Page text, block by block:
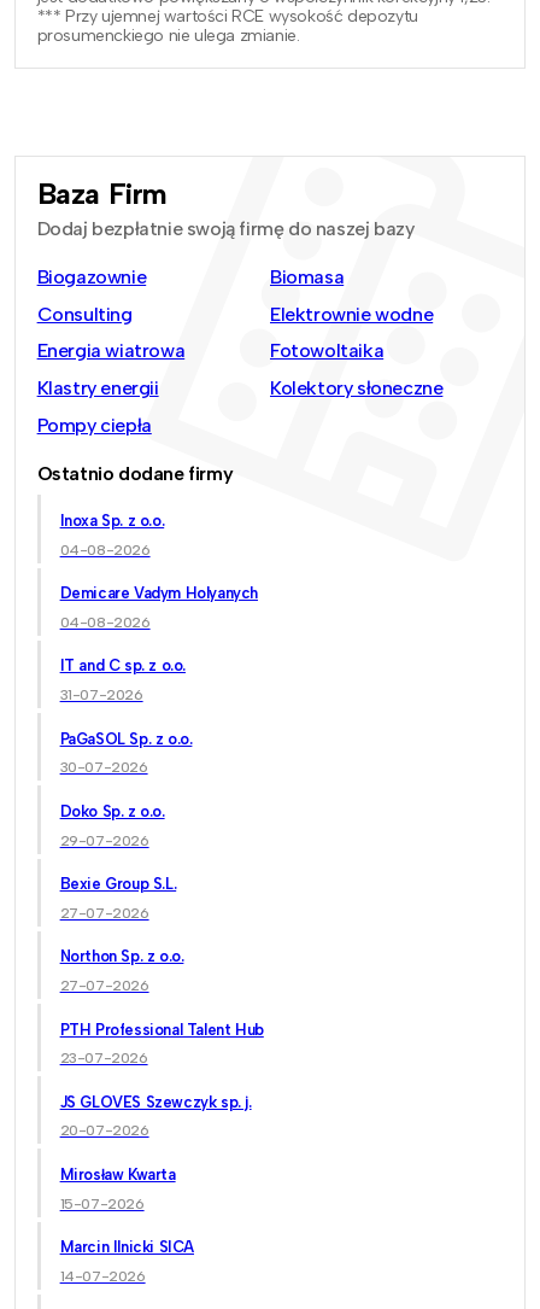
*** Przy ujemnej wartości RCE wysokość depozytu
prosumenckiego nie ulega zmianie.
Baza Firm
Dodaj bezpłatnie swoją firmę do naszej bazy
Biogazownie
Biomasa
Consulting
Elektrownie wodne
Energia wiatrowa
Fotowoltaika
Klastry energii
Kolektory słoneczne
Pompy ciepła
Ostatnio dodane firmy
Inoxa Sp. z o.o.
04-08-2026
Demicare Vadym Holyanych
04-08-2026
IT and C sp. z o.o.
31-07-2026
PaGaSOL Sp. z o.o.
30-07-2026
Doko Sp. z o.o.
29-07-2026
Bexie Group S.L.
27-07-2026
Northon Sp. z o.o.
27-07-2026
PTH Professional Talent Hub
23-07-2026
JS GLOVES Szewczyk sp. j.
20-07-2026
Mirosław Kwarta
15-07-2026
Marcin Ilnicki SICA
14-07-2026